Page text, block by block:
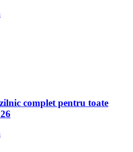
complet pentru toate